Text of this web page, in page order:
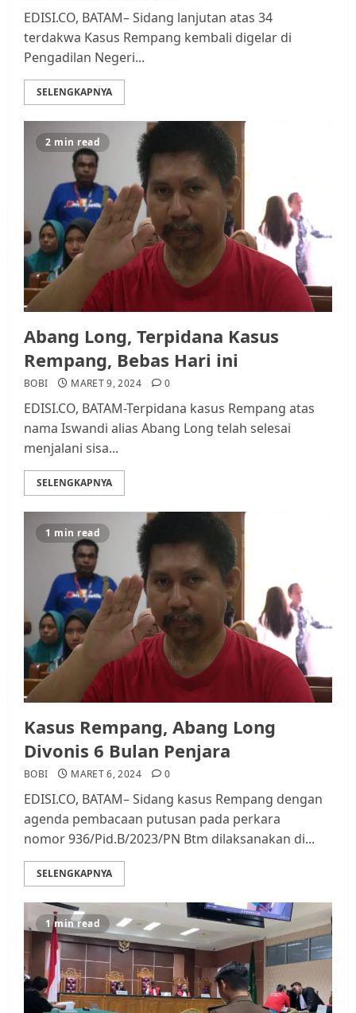
EDISI.CO, BATAM– Sidang lanjutan atas 34
terdakwa Kasus Rempang kembali digelar di
Pengadilan Negeri...
SELENGKAPNYA
2 min read
Abang Long, Terpidana Kasus
Rempang, Bebas Hari ini
BOBI MARET 9, 2024 0
EDISI.CO, BATAM-Terpidana kasus Rempang atas
nama Iswandi alias Abang Long telah selesai
menjalani sisa...
SELENGKAPNYA
1 min read
Kasus Rempang, Abang Long
Divonis 6 Bulan Penjara
BOBI MARET 6, 2024 0
EDISI.CO, BATAM– Sidang kasus Rempang dengan
agenda pembacaan putusan pada perkara
nomor 936/Pid.B/2023/PN Btm dilaksanakan di...
SELENGKAPNYA
1 min read